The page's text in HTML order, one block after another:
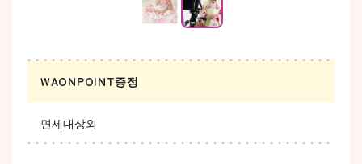
WAONPOINT증정
면세대상외